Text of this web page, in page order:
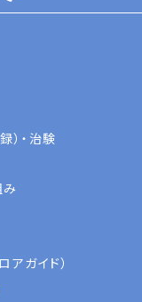
）・治験
アガイド）